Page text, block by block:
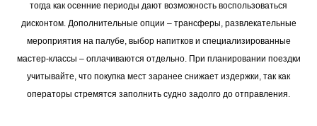
тогда как осенние периоды дают возможность воспользоваться
дисконтом. Дополнительные опции – трансферы, развлекательные
мероприятия на палубе, выбор напитков и специализированные
мастер-классы – оплачиваются отдельно. При планировании поездки
учитывайте, что покупка мест заранее снижает издержки, так как
операторы стремятся заполнить судно задолго до отправления.